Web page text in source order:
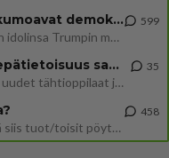
Jos SDP ei voita reilusti, persut kumoavat demokratian Suomesta
Näin tekisi ainakin Rydman seuratessaan idolinsa Trumpin mallia https://www.is.fi/politiikka/art-2000012187244.html
599
Uuden TTK-juontajan ympärillä epätietoisuus sakenee - Nyt MTV hämmentää soppaa
TTK tulee taas tänä syksynä. Ohjelman uudet tähtioppilaat julkistetaan torstaina 6. elokuuta klo 14 alkavassa lehdistö
35
Siinäpä se kysymys on otsikossa. Mitäpä siis tuot/toisit pöytään parisuhteessa? Oletko mies vai nainen? Koetko sen mitä
458